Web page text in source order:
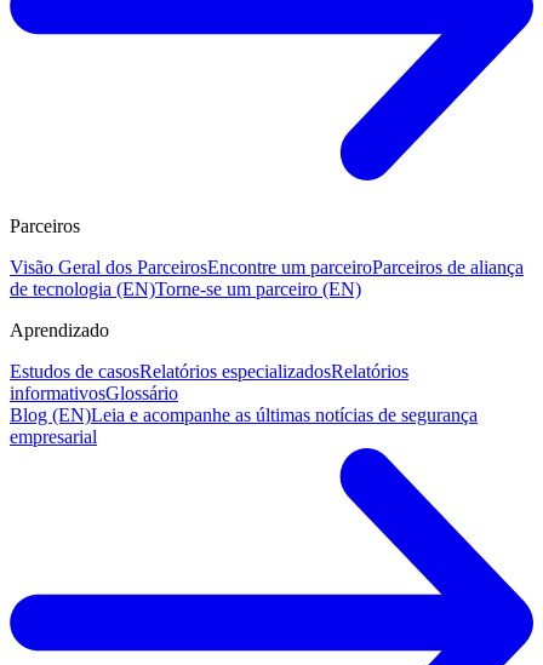
Parceiros
Visão Geral dos ParceirosEncontre um parceiroParceiros de aliança
de tecnologia (EN)Torne-se um parceiro (EN)
Aprendizado
Estudos de casosRelatórios especializadosRelatórios
informativosGlossário
Blog (EN)Leia e acompanhe as últimas notícias de segurança
empresarial